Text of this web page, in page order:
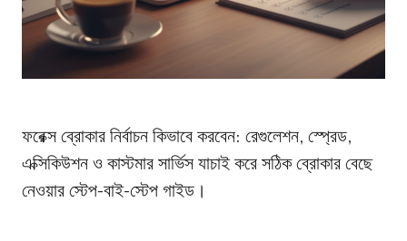
ফরেক্স ব্রোকার নির্বাচন কিভাবে করবেন: রেগুলেশন, স্প্রেড,
এক্সিকিউশন ও কাস্টমার সার্ভিস যাচাই করে সঠিক ব্রোকার বেছে
নেওয়ার স্টেপ-বাই-স্টেপ গাইড।